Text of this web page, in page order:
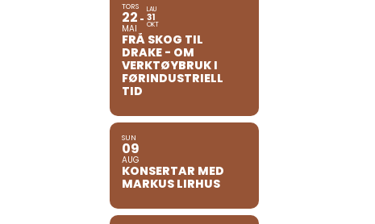
TORS
22
MAI
LAU
31
OKT
FRÅ SKOG TIL
DRAKE - OM
VERKTØYBRUK I
FØRINDUSTRIELL
TID
SUN
09
AUG
KONSERTAR MED
MARKUS LIRHUS